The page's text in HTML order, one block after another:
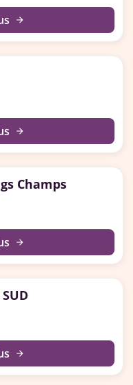
arrow_forward
arrow_forward
Champs
arrow_forward
arrow_forward